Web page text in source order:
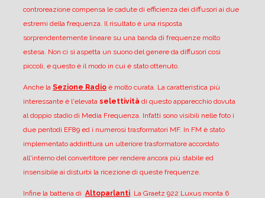
controreazione compensa le cadute di efficienza dei diffusori ai due
estremi della frequenza. Il risultato è una risposta
sorprendentemente lineare su una banda di frequenze molto
estesa. Non ci si aspetta un suono del genere da diffusori così
piccoli, e questo è il modo in cui è stato ottenuto.
Anche la Sezione Radio è molto curata. La caratteristica più
interessante è l'elevata selettività di questo apparecchio dovuta
al doppio stadio di Media Frequenza. Infatti sono visibili nelle foto i
due pentodi EF89 ed i numerosi trasformatori MF. In FM è stato
implementato addirittura un ulteriore trasformatore accordato
all'interno del convertitore per rendere ancora più stabile ed
insensibile ai disturbi la ricezione di queste frequenze.
Infine la batteria di Altoparlanti. La Graetz 922 Luxus monta 6